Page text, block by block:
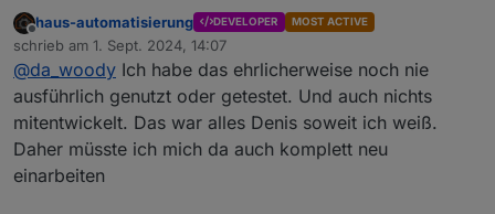
erkenntnisse?
iwie hab ich das gefühl, daß rules nicht wirklich
gemocht wird von den dev's.
wurde heimlich, still und leise mal eingeführt, aber
auf rückmeldungen wird eigentlich nicht reagiert,
bzw tut sich nichts.
da ich weder mit blockly, noch mit js kann, war es
Offline
haus-automatisierung DEVELOPER MOST ACTIVE
schrieb am 1. Sept. 2024, 14:07
zuletzt editiert von
@da_woody Ich habe das ehrlicherweise noch nie
ausführlich genutzt oder getestet. Und auch nichts
mitentwickelt. Das war alles Denis soweit ich weiß.
Daher müsste ich mich da auch komplett neu
einarbeiten